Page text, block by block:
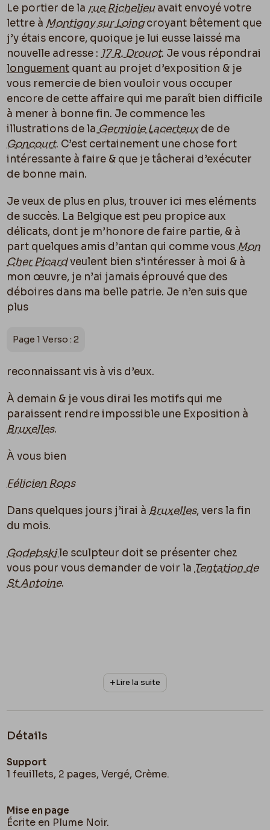
Le portier de la rue Richelieuavait envoyé votre
lettre à Montigny sur Loingcroyant bêtement que
j’y étais encore, quoique je lui eusse laissé ma
nouvelle adresse : 17 R. Drouot. Je vous répondrai
longuement quant au projet d’exposition & je
vous remercie de bien vouloir vous occuper
encore de cette affaire qui me paraît bien difficile
à mener à bonne fin. Je commence les
illustrations de la Germinie Lacerteuxde de
Goncourt. C’est certainement une chose fort
intéressante à faire & que je tâcherai d’exécuter
de bonne main.
Je veux de plus en plus, trouver ici mes eléments
de succès. La Belgique est peu propice aux
délicats, dont je m’honore de faire partie, & à
part quelques amis d’antan qui comme vous Mon
Cher Picardveulent bien s’intéresser à moi & à
mon œuvre, je n’ai jamais éprouvé que des
déboires dans ma belle patrie. Je n’en suis que
plus
Page 1 Verso : 2
reconnaissant vis à vis d’eux.
À demain & je vous dirai les motifs qui me
paraissent rendre impossible une Exposition à
Bruxelles.
À vous bien
Félicien Rops
Dans quelques jours j’irai à Bruxelles, vers la fin
du mois.
Godebskile sculpteur doit se présenter chez
vous pour vous demander de voir la Tentation de
St Antoine.
Lire la suite
Détails
Support
1 feuillets, 2 pages, Vergé, Crème.
Mise en page
Écrite en Plume Noir.